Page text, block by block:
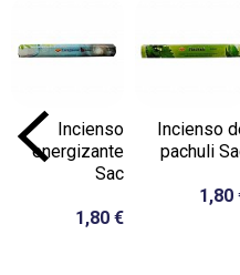
Incienso
energizante
Sac
1,80 €
Incienso
pachuli
1,80